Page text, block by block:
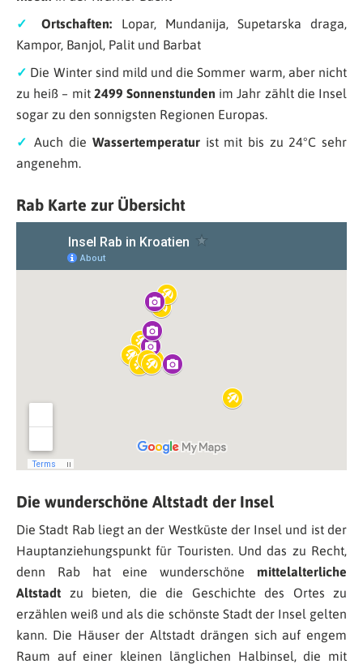
✓
Ortschaften: Lopar, Mundanija, Supetarska draga,
Kampor, Banjol, Palit und Barbat
✓ Die Winter sind mild und die Sommer warm, aber nicht
zu heiß – mit 2499 Sonnenstunden im Jahr zählt die Insel
sogar zu den sonnigsten Regionen Europas.
✓Auch die Wassertemperaturist mit bis zu 24°C sehr
angenehm.
Rab Karte zur Übersicht
Die wunderschöne Altstadt der Insel
Die Stadt Rab liegt an der Westküste der Insel und ist der
Hauptanziehungspunkt für Touristen. Und das zu Recht,
denn Rab hat eine wunderschöne mittelalterliche
Altstadt zu bieten, die die Geschichte des Ortes zu
erzählen weiß und als die schönste Stadt der Insel gelten
kann. Die Häuser der Altstadt drängen sich auf engem
Raum auf einer kleinen länglichen Halbinsel, die mit